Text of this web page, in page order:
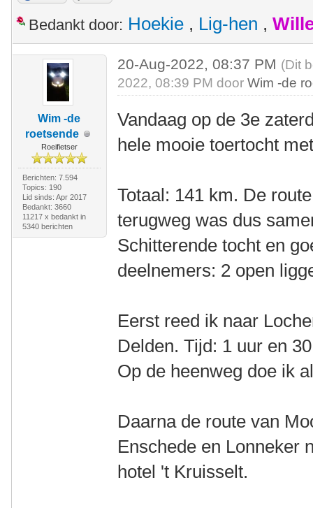
Bedankt door: Hoekie , Lig-hen ,
Wim -de
roetsende
Roeifietser
Berichten: 7.594
Topics: 190
Lid sinds: Apr 2017
Bedankt: 3660
11217 x bedankt in
5340 berichten
20-Aug-2022, 08:37 PM (Dit
2022, 08:39 PM doorWim -de
Vandaag op de 3e
hele mooie toertocht
Totaal: 141 km. De
terugweg was dus
Schitterende tocht en
deelnemers: 2 open
Eerst reed ik naar
Delden. Tijd: 1 uur en
Op de heenweg doe ik
Daarna de route van
Enschede en Lonneker
hotel 't Kruisselt.